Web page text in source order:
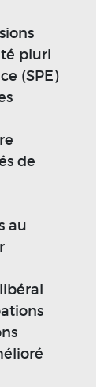
pluri
(SPE)
de
au